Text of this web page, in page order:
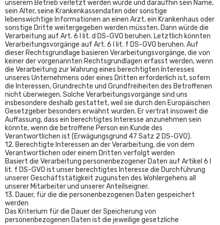
unserem Betrieb verletzt werden würde und daraufhin sein Name,
sein Alter, seine Krankenkassendaten oder sonstige
lebenswichtige Informationen an einen Arzt, ein Krankenhaus oder
sonstige Dritte weitergegeben werden müssten. Dann würde die
Verarbeitung auf Art. 6 I lit. d DS-GVO beruhen. Letztlich könnten
Verarbeitungsvorgänge auf Art. 6 I lit. f DS-GVO beruhen. Auf
dieser Rechtsgrundlage basieren Verarbeitungsvorgänge, die von
keiner der vorgenannten Rechtsgrundlagen erfasst werden, wenn
die Verarbeitung zur Wahrung eines berechtigten Interesses
unseres Unternehmens oder eines Dritten erforderlich ist, sofern
die Interessen, Grundrechte und Grundfreiheiten des Betroffenen
nicht überwiegen. Solche Verarbeitungsvorgänge sind uns
insbesondere deshalb gestattet, weil sie durch den Europäischen
Gesetzgeber besonders erwähnt wurden. Er vertrat insoweit die
Auffassung, dass ein berechtigtes Interesse anzunehmen sein
könnte, wenn die betroffene Person ein Kunde des
Verantwortlichen ist (Erwägungsgrund 47 Satz 2 DS-GVO).
12. Berechtigte Interessen an der Verarbeitung, die von dem
Verantwortlichen oder einem Dritten verfolgt werden
Basiert die Verarbeitung personenbezogener Daten auf Artikel 6 I
lit. f DS-GVO ist unser berechtigtes Interesse die Durchführung
unserer Geschäftstätigkeit zugunsten des Wohlergehens all
unserer Mitarbeiter und unserer Anteilseigner.
13. Dauer, für die die personenbezogenen Daten gespeichert
werden
Das Kriterium für die Dauer der Speicherung von
personenbezogenen Daten ist die jeweilige gesetzliche